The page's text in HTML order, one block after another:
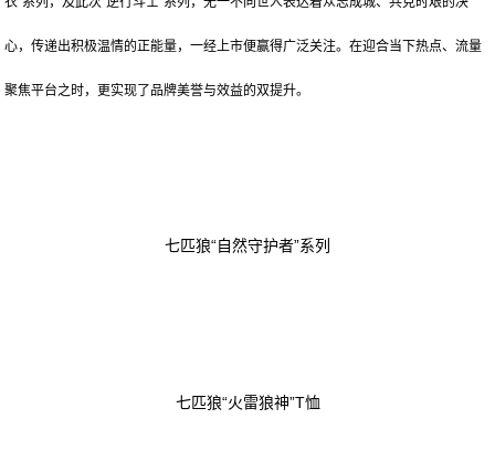
心，传递出积极温情的正能量，一经上市便赢得广泛关注。在迎合当下热点、流量
聚焦平台之时，更实现了品牌美誉与效益的双提升。
七匹狼“自然守护者”系列
七匹狼“火雷狼神”T恤